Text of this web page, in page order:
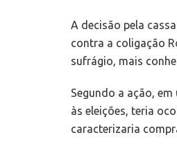
A decisão pela
contra a coligação
sufrágio, mais
Segundo a ação,
às eleições, teria
caracterizaria